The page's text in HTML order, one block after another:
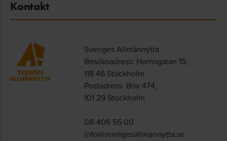
Kontakt
Sveriges Allmännytta
Besöksadress: Hornsgatan 15,
118 46 Stockholm
Postadress: Box 474,
101 29 Stockholm
08-406 55 00
info@sverigesallmannytta.se